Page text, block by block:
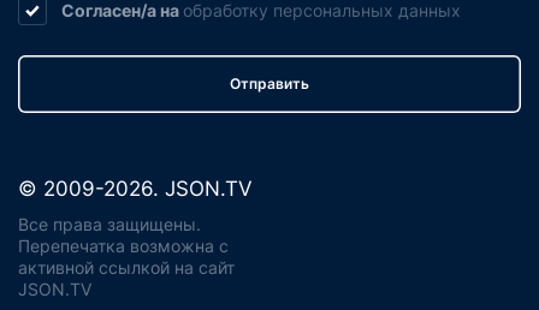
Согласен/а на обработку персональных данных
Отправить
© 2009-2026. JSON.TV
Все права защищены.
Перепечатка возможна с
активной ссылкой на сайт
JSON.TV